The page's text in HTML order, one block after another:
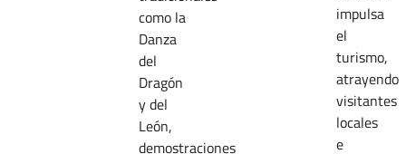
como la
Danza
del
Dragón
y del
León,
demostraciones
impulsa
el
turismo,
atrayendo
visitantes
locales
e